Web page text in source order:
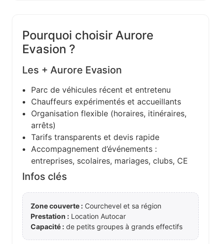
Pourquoi choisir Aurore
Evasion ?
Les + Aurore Evasion
Parc de véhicules récent et entretenu
Chauffeurs expérimentés et accueillants
Organisation flexible (horaires, itinéraires,
arrêts)
Tarifs transparents et devis rapide
Accompagnement d’événements :
entreprises, scolaires, mariages, clubs, CE
Infos clés
Zone couverte : Courchevel et sa région
Prestation : Location Autocar
Capacité : de petits groupes à grands effectifs